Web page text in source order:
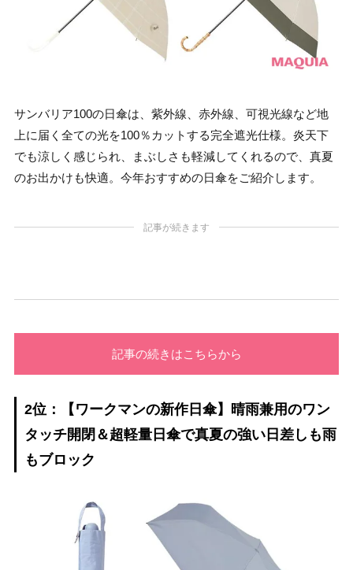
サンバリア100の日傘は、紫外線、赤外線、可視光線など地
上に届く全ての光を100％カットする完全遮光仕様。炎天下
でも涼しく感じられ、まぶしさも軽減してくれるので、真夏
のお出かけも快適。今年おすすめの日傘をご紹介します。
記事が続きます
記事の続きはこちらから
2位：【ワークマンの新作日傘】晴雨兼用のワン
タッチ開閉＆超軽量日傘で真夏の強い日差しも雨
もブロック